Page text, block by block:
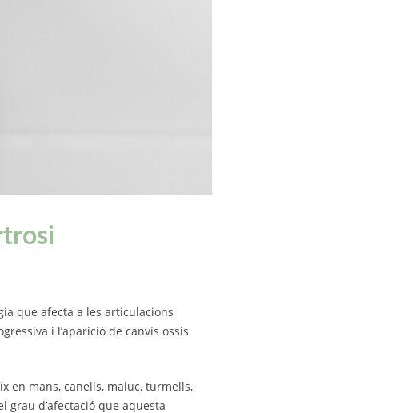
que afecta a les articulacions
i l’aparició de canvis ossis
en mans, canells, maluc, turmells,
grau d’afectació que aquesta